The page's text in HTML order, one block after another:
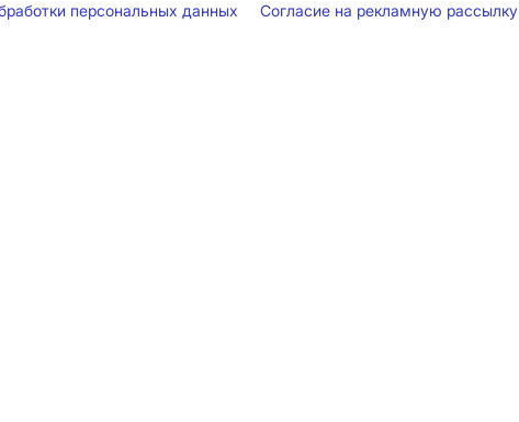
персональных данных Согласие на рекламную рассылку